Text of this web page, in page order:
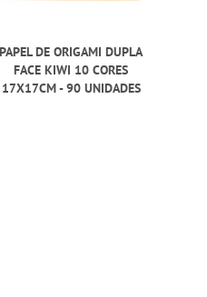
PAPEL DE ORIGAMI DUPLA
FACE KIWI 10 CORES
17X17CM - 90 UNIDADES